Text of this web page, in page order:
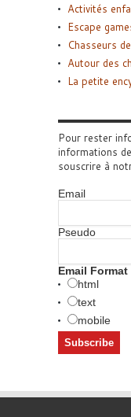
Activités
Escape
Chasseurs
Autour des
La petite
Pour rester
informations
souscrire à
Email
Pseudo
Email Format
html
text
mobile